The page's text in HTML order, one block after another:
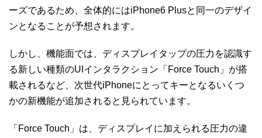
ーズであるため、全体的にはiPhone6 Plusと同一のデザイ
ンとなることが予想されます。
しかし、機能面では、ディスプレイタップの圧力を認識す
る新しい種類のUIインタラクション「Force Touch」が搭
載されるなど、次世代iPhoneにとってキーとなるいくつ
かの新機能が追加されると見られています。
「Force Touch」は、ディスプレイに加えられる圧力の違